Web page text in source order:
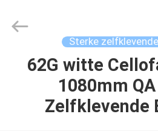
HUIS
PRODUCTEN
Rights
Sterke
62G witte
1080mm
Zelfklevende